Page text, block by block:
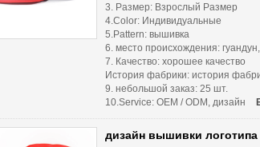
3. Размер: Взрослый Размер
4.Color: Индивидуальные
5.Pattern: вышивка
6. место происхождения:
7. Качество: хорошее качество
История фабрики: история
9. небольшой заказ: 25 шт.
10.Service: OEM / ODM, дизайн
дизайн вышивки